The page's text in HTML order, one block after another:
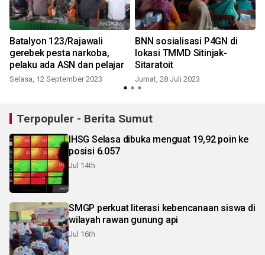
Batalyon 123/Rajawali
gerebek pesta narkoba,
pelaku ada ASN dan pelajar
Selasa, 12 September 2023
BNN sosialisasi P4GN di
lokasi TMMD Sitinjak-
Sitaratoit
Jumat, 28 Juli 2023
Terpopuler - Berita Sumut
IHSG Selasa dibuka menguat 19,92 poin ke
posisi 6.057
Jul 14th
SMGP perkuat literasi kebencanaan siswa di
wilayah rawan gunung api
Jul 16th